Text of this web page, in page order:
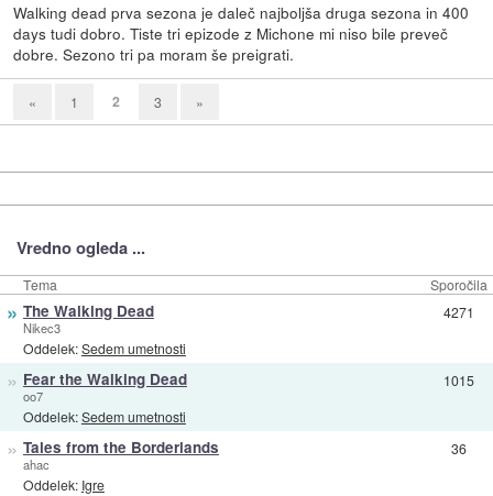
Walking dead prva sezona je daleč najboljša druga sezona in 400
days tudi dobro. Tiste tri epizode z Michone mi niso bile preveč
dobre. Sezono tri pa moram še preigrati.
« 1 2 3 »
Vredno ogleda ...
Tema Sporočila
» The Walking Dead
Nikec3
Oddelek:Sedem umetnosti
4271
» Fear the Walking Dead
oo7
Oddelek:Sedem umetnosti
1015
» Tales from the Borderlands
ahac
Oddelek: Igre
36